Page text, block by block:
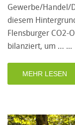
Gewerbe/Handel/
diesem
Flensburger CO2-
bilanziert, um …
MEHR LESEN